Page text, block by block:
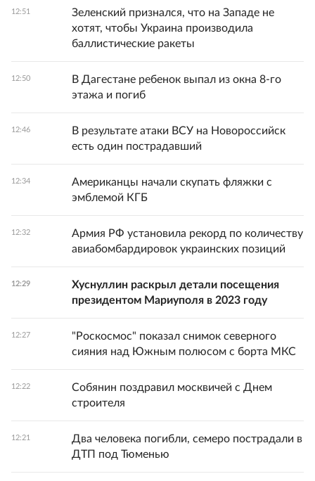
12:51
Зеленский признался, что на Западе не
хотят, чтобы Украина производила
баллистические ракеты
12:50
В Дагестане ребенок выпал из окна 8-го
этажа и погиб
12:46
В результате атаки ВСУ на Новороссийск
есть один пострадавший
12:34
Американцы начали скупать фляжки с
эмблемой КГБ
12:32
Армия РФ установила рекорд по количеству
авиабомбардировок украинских позиций
12:29
Хуснуллин раскрыл детали посещения
президентом Мариуполя в 2023 году
12:27
"Роскосмос" показал снимок северного
сияния над Южным полюсом с борта МКС
12:22
Собянин поздравил москвичей с Днем
строителя
12:21
Два человека погибли, семеро пострадали в
ДТП под Тюменью